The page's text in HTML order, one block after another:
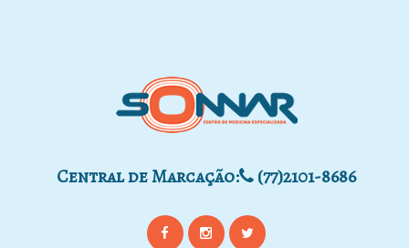
Central de Marcação: (77)2101-8686